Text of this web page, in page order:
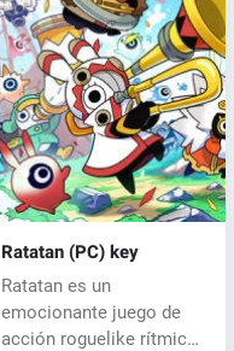
Ratatan (PC) key
Ratatan es un
emocionante juego de
acción roguelike rítmico